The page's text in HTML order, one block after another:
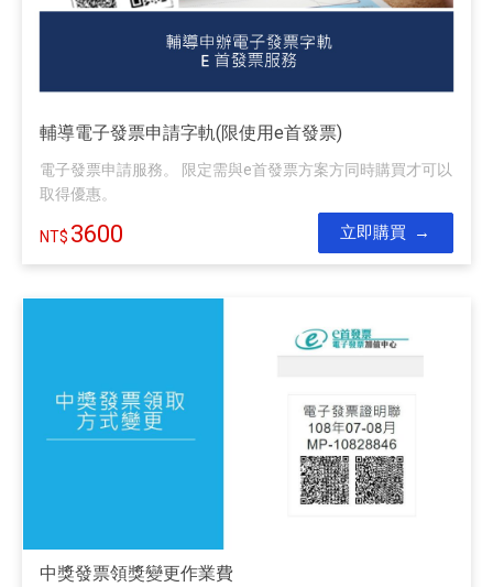
輔導電子發票申請字軌(限使用e首發票)
電子發票申請服務。 限定需與e首發票方案方同時購買才可以
取得優惠。
3600 立即購買
中獎發票領獎變更作業費